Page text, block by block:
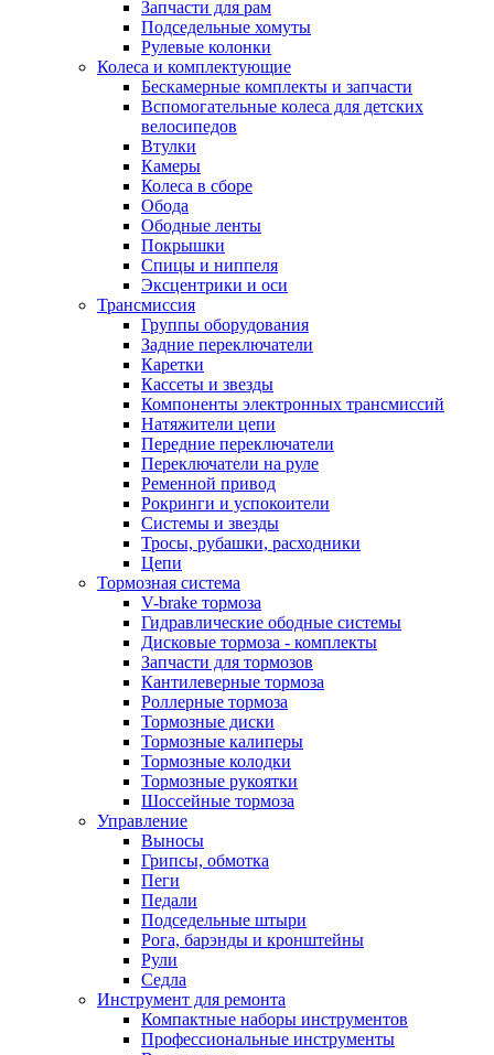
Запчасти для рам
Подседельные хомуты
Рулевые колонки
Колеса и комплектующие
Бескамерные комплекты и запчасти
Вспомогательные колеса для детских
велосипедов
Втулки
Камеры
Колеса в сборе
Обода
Ободные ленты
Покрышки
Спицы и ниппеля
Эксцентрики и оси
Трансмиссия
Группы оборудования
Задние переключатели
Каретки
Кассеты и звезды
Компоненты электронных трансмиссий
Натяжители цепи
Передние переключатели
Переключатели на руле
Ременной привод
Рокринги и успокоители
Системы и звезды
Тросы, рубашки, расходники
Цепи
Тормозная система
V-brake тормоза
Гидравлические ободные системы
Дисковые тормоза - комплекты
Запчасти для тормозов
Кантилеверные тормоза
Роллерные тормоза
Тормозные диски
Тормозные калиперы
Тормозные колодки
Тормозные рукоятки
Шоссейные тормоза
Управление
Выносы
Грипсы, обмотка
Пеги
Педали
Подседельные штыри
Рога, барэнды и кронштейны
Рули
Седла
Инструмент для ремонта
Компактные наборы инструментов
Профессиональные инструменты